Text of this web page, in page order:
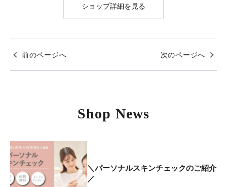
ショップ詳細を見る
前のページへ 次のページへ
Shop News
＼パーソナルスキンチェックのご紹介
／